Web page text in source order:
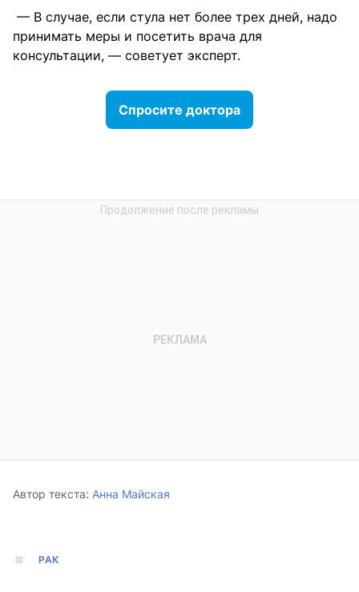
— В случае, если стула нет более трех дней, надо
принимать меры и посетить врача для
консультации, — советует эксперт.
Спросите доктора
Автор текста: Анна Майская
РАК